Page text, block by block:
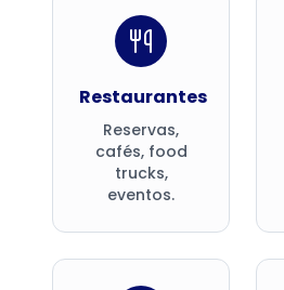
Restaurantes
Reservas,
cafés, food
trucks,
eventos.